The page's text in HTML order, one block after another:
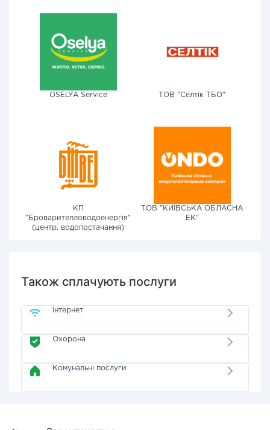
OSELYA Service ТОВ "Селтік ТБО"
КП
"Броваритепловодоенергія"
(центр. водопостачання)
ТОВ "КИЇВСЬКА ОБЛАСНА
ЕК"
Також сплачують послуги
Інтернет
Охорона
Комунальні послуги